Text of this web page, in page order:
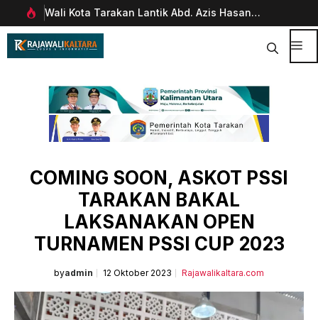
Langsung
ke
Wali Kota Tarakan Lantik Abd. Azis Hasan
sebagai Sekda
COMING SOON, ASKOT PSSI
TARAKAN BAKAL
LAKSANAKAN OPEN
TURNAMEN PSSI CUP 2023
byadmin 12 Oktober 2023 Rajawalikaltara.com